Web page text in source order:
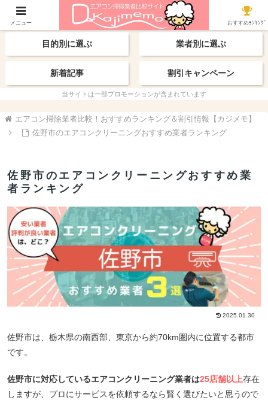
【最新】おすすめ業者 エリアから探す
目的別に選ぶ 業者別に選ぶ
新着記事 割引キャンペーン
当サイトは一部プロモーションが含まれています
エアコン掃除業者比較！おすすめランキング＆割引情報【カジメモ】
佐野市のエアコンクリーニングおすすめ業者ランキング
佐野市のエアコンクリーニングおすすめ業
者ランキング
2025.01.30
佐野市は、栃木県の南西部、東京から約70km圏内に位置する都市
です。
佐野市に対応しているエアコンクリーニング業者は25店舗以上存在
しますが、プロにサービスを依頼するなら賢く選びたいと思うので
メニュー おすすめﾗﾝｷﾝｸﾞ